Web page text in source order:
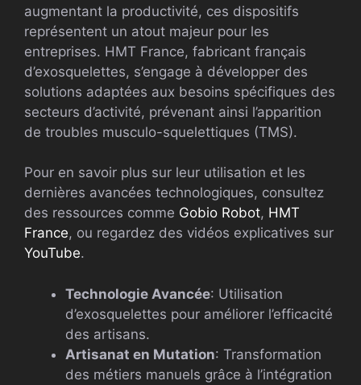
augmentant la productivité, ces dispositifs
représentent un atout majeur pour les
entreprises. HMT France, fabricant français
d’exosquelettes, s’engage à développer des
solutions adaptées aux besoins spécifiques des
secteurs d’activité, prévenant ainsi l’apparition
de troubles musculo-squelettiques (TMS).
Pour en savoir plus sur leur utilisation et les
dernières avancées technologiques, consultez
des ressources comme Gobio Robot, HMT
France, ou regardez des vidéos explicatives sur
YouTube.
Technologie Avancée: Utilisation
d’exosquelettes pour améliorer l’efficacité
des artisans.
Artisanat en Mutation: Transformation
des métiers manuels grâce à l’intégration